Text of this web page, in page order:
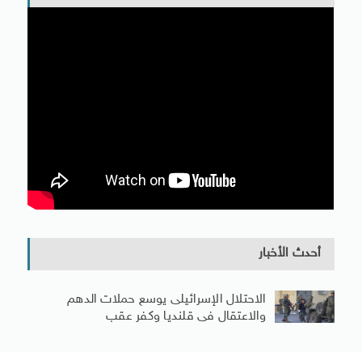
أحدث الأخبار
الاحتلال الإسرائيلى يوسع حملات الدهم
والاعتقال فى قلنديا وكفر عقب